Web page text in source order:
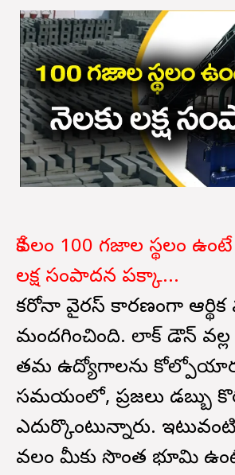
కేవలం 100 గజాల స్థలం
లక్ష సంపాదన పక్కా...
కరోనా వైరస్ కారణంగా ఆర్థిక
మందగించింది. లాక్ డౌన్
తమ ఉద్యోగాలను
సమయంలో, ప్రజలు డబ్బు
ఎదుర్కొంటున్నారు.
కేవలం మీకు సొంత భూమి